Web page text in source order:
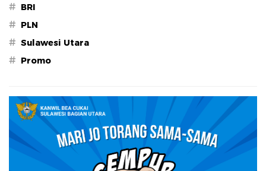
# BRI
# PLN
# Sulawesi Utara
# Promo